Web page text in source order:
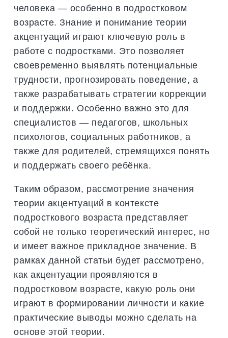
человека — особенно в подростковом
возрасте. Знание и понимание теории
акцентуаций играют ключевую роль в
работе с подростками. Это позволяет
своевременно выявлять потенциальные
трудности, прогнозировать поведение, а
также разрабатывать стратегии коррекции
и поддержки. Особенно важно это для
специалистов — педагогов, школьных
психологов, социальных работников, а
также для родителей, стремящихся понять
и поддержать своего ребёнка.
Таким образом, рассмотрение значения
теории акцентуаций в контексте
подросткового возраста представляет
собой не только теоретический интерес, но
и имеет важное прикладное значение. В
рамках данной статьи будет рассмотрено,
как акцентуации проявляются в
подростковом возрасте, какую роль они
играют в формировании личности и какие
практические выводы можно сделать на
основе этой теории.